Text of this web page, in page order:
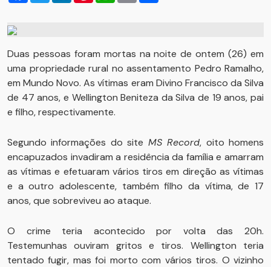
Duas pessoas foram mortas na noite de ontem (26) em
uma propriedade rural no assentamento Pedro Ramalho,
em Mundo Novo. As vítimas eram Divino Francisco da Silva
de 47 anos, e Wellington Beniteza da Silva de 19 anos, pai
e filho, respectivamente.
Segundo informações do site MS Record, oito homens
encapuzados invadiram a residência da família e amarram
as vítimas e efetuaram vários tiros em direção as vítimas
e a outro adolescente, também filho da vítima, de 17
anos, que sobreviveu ao ataque.
O crime teria acontecido por volta das 20h.
Testemunhas ouviram gritos e tiros. Wellington teria
tentado fugir, mas foi morto com vários tiros. O vizinho